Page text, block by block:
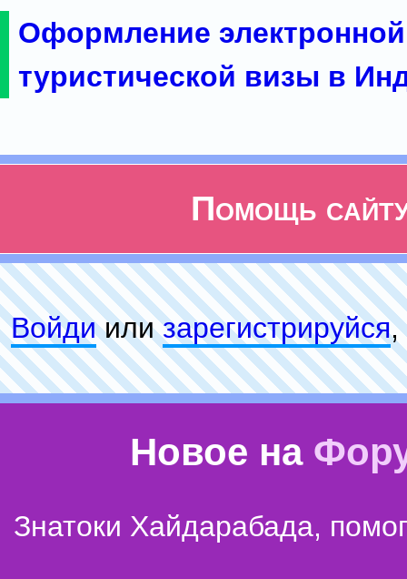
Оформление электронной
туристической визы в
Помощь
Войдиилизарeгиcтpируйся,
Новое на
Знатоки Хайдарабада,